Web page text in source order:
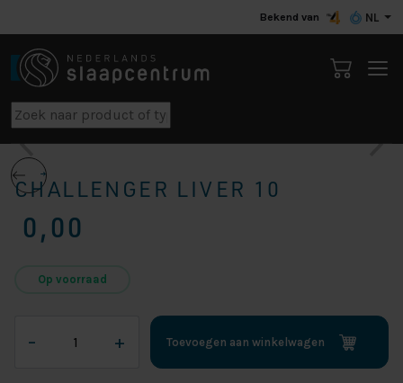
Bekend van NL
CHALLENGER LIVER 10
0,00
Op voorraad
–
Liver
+ Toevoegen aan winkelwagen